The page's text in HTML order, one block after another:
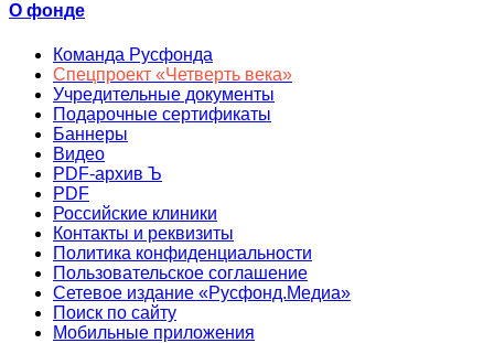
О фонде
Команда Русфонда
Спецпроект «Четверть века»
Учредительные документы
Подарочные сертификаты
Баннеры
Видео
PDF-архив Ъ
PDF
Российские клиники
Контакты и реквизиты
Политика конфиденциальности
Пользовательское соглашение
Сетевое издание «Русфонд.Медиа»
Поиск по сайту
Мобильные приложения